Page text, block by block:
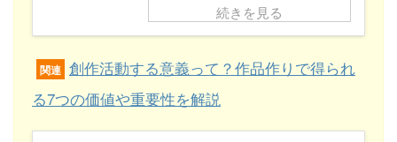
続きを見る
関連 創作活動する意義って？作品作りで得られ
る7つの価値や重要性を解説